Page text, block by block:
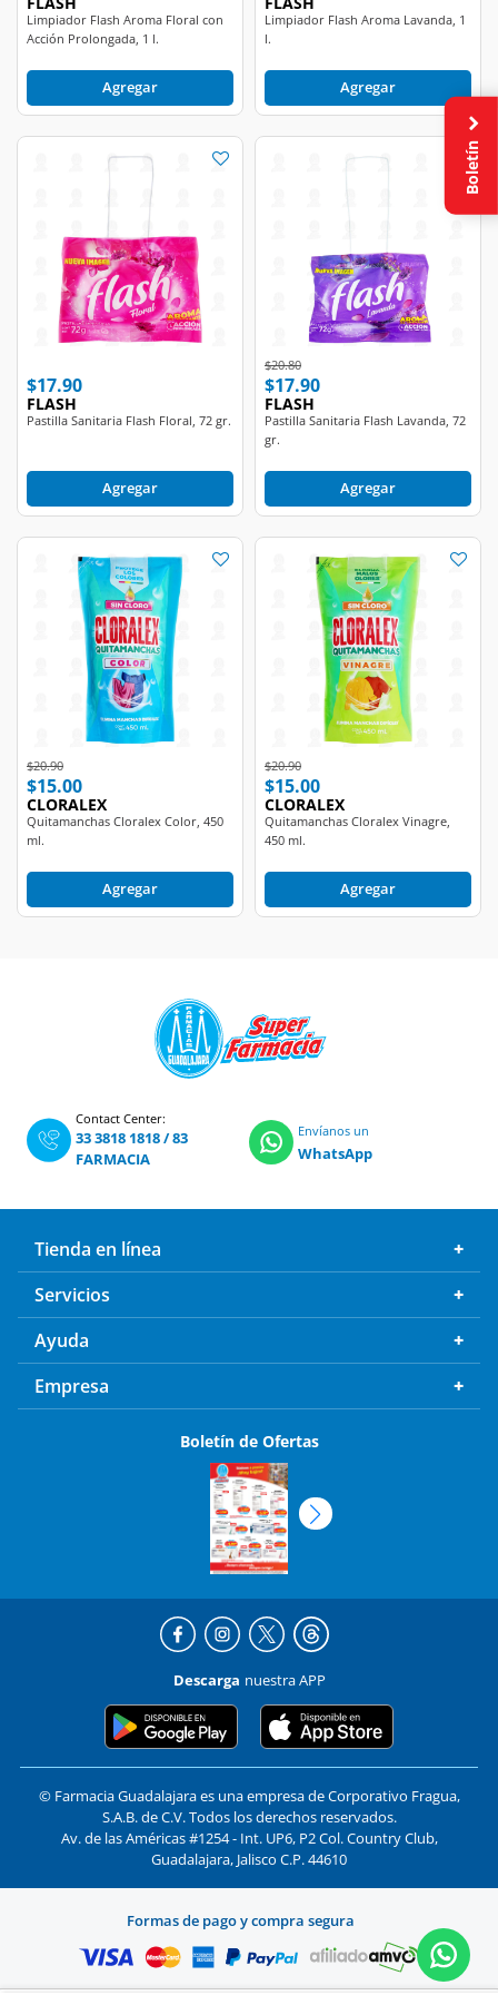
Limpiador Flash Aroma Floral con
Acción Prolongada, 1 l.
Agregar
Limpiador Flash Aroma Lavanda, 1
l.
Agregar
$17.90
FLASH
Pastilla Sanitaria Flash Floral, 72 gr.
Agregar
Price reduced from
$20.80to
$17.90
FLASH
Pastilla Sanitaria Flash Lavanda, 72
gr.
Agregar
Price reduced from
$20.90to
$15.00
CLORALEX
Quitamanchas Cloralex Color, 450
ml.
Agregar
Price reduced from
$20.90to
$15.00
CLORALEX
Quitamanchas Cloralex Vinagre,
450 ml.
Agregar
Contact Center:
33 3818 1818/83
FARMACIA
Envíanos un
WhatsApp
Tienda en línea
Servicios
Ayuda
Empresa
Boletín de Ofertas
Descarga nuestra APP
© Farmacia Guadalajara es una empresa de Corporativo Fragua,
S.A.B. de C.V. Todos los derechos reservados.
Av. de las Américas #1254 - Int. UP6, P2 Col. Country Club,
Guadalajara, Jalisco C.P. 44610
Formas de pago y compra segura
Boletín